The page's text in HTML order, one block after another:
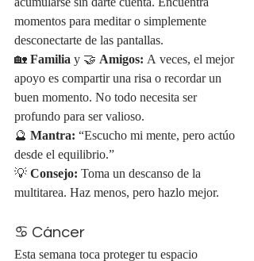
momentos para meditar o simplemente
desconectarte de las pantallas.
🏡 Familia y 🤝 Amigos: A veces, el mejor
apoyo es compartir una risa o recordar un
buen momento. No todo necesita ser
profundo para ser valioso.
🔮 Mantra: “Escucho mi mente, pero actúo
desde el equilibrio.”
💡 Consejo: Toma un descanso de la
multitarea. Haz menos, pero hazlo mejor.
♋ Cáncer
Esta semana toca proteger tu espacio